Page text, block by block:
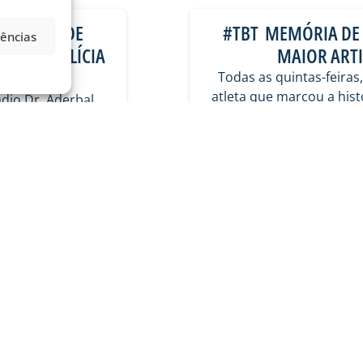
CURSO DE
DA POLÍCIA
Dr. Aderbal
#TBT MEMÓRIA
MAIOR
Todas as quintas-
atleta que marcou a